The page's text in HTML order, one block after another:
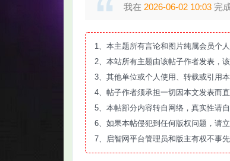
我在 2026-06-02 10:03 完
1、本主题所有言论和图片纯属会员个
2、本站所有主题由该帖子作者发表，
3、其他单位或个人使用、转载或引用
4、帖子作者须承担一切因本文发表而
5、本帖部分内容转自网络，真实性请
6、如果本帖侵犯到任何版权问题，请
7、启智网平台管理员和版主有权不事